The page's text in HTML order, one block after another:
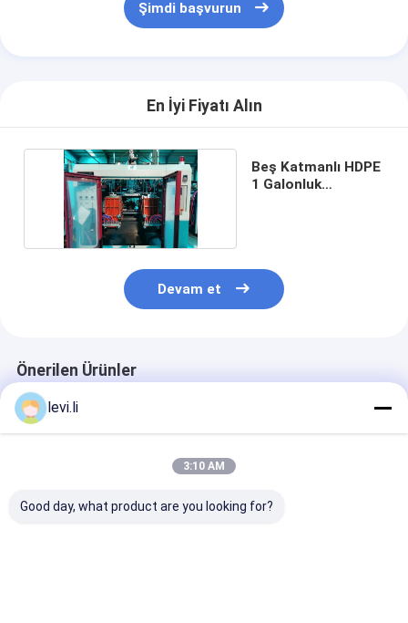
Şimdi başvurun
En İyi Fiyatı Alın
Beş Katmanlı HDPE
1 Galonluk
Devam et
Önerilen Ürünler
levi.li
3:10 AM
Good day, what product are you looking for?